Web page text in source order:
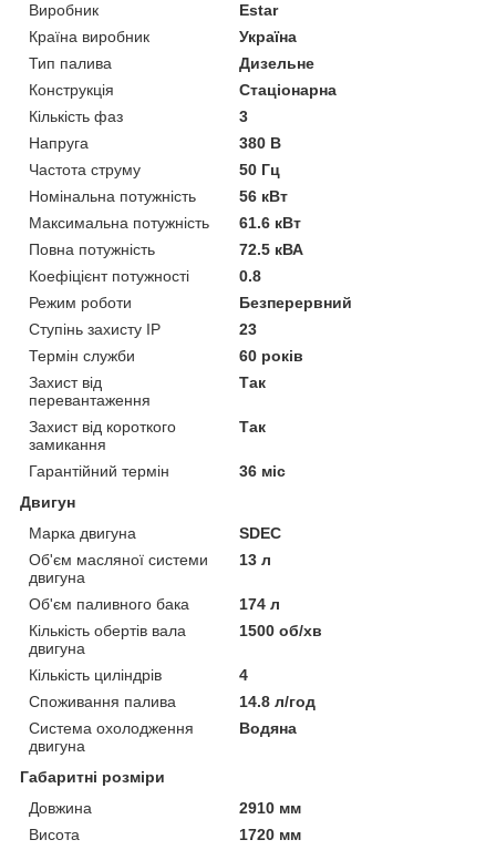
Виробник
Estar
Країна виробник
Україна
Тип палива
Дизельне
Конструкція
Стаціонарна
Кількість фаз
3
Напруга
380 В
Частота струму
50 Гц
Номінальна потужність
56 кВт
Максимальна потужність
61.6 кВт
Повна потужність
72.5 кВА
Коефіцієнт потужності
0.8
Режим роботи
Безперервний
Ступінь захисту IP
23
Термін служби
60 років
Захист від
перевантаження
Так
Захист від короткого
замикання
Так
Гарантійний термін
36 міс
Двигун
Марка двигуна
SDEC
Об'єм масляної системи
двигуна
13 л
Об'єм паливного бака
174 л
Кількість обертів вала
двигуна
1500 об/хв
Кількість циліндрів
4
Споживання палива
14.8 л/год
Система охолодження
двигуна
Водяна
Габаритні розміри
Довжина
2910 мм
Висота
1720 мм